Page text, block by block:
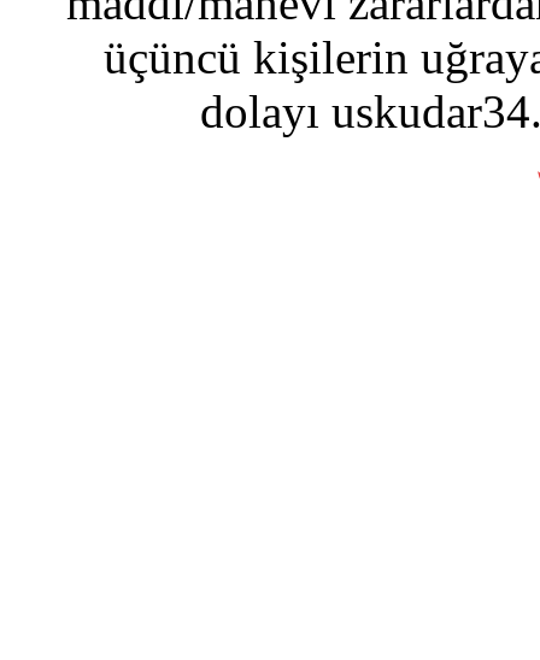
üçüncü kişilerin
dolayı